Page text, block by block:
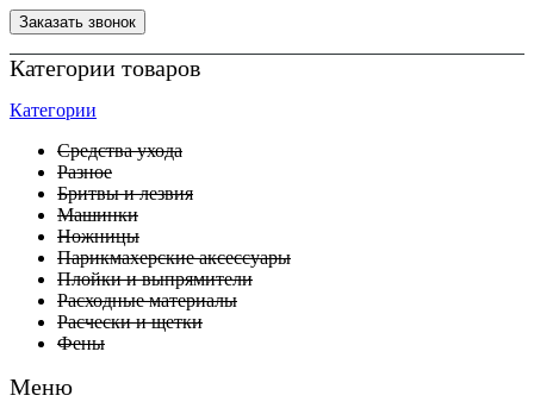
Категории товаров
Категории
Средства ухода
Разное
Бритвы и лезвия
Машинки
Ножницы
Парикмахерские аксессуары
Плойки и выпрямители
Расходные материалы
Расчески и щетки
Фены
Меню